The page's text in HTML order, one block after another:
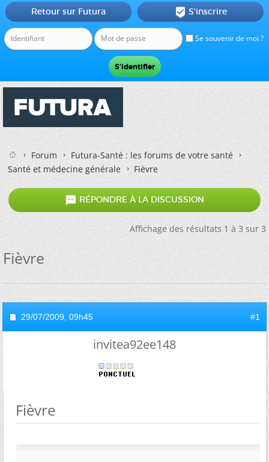
Se souvenir de moi ?
Retour sur Futura  S'inscrire
Forum
Futura-Santé : les forums de votre santé
Santé et médecine générale
Fièvre
 RÉPONDRE À LA DISCUSSION
Affichage des résultats 1 à 3 sur 3
Fièvre
29/07/2009, 09h45 #1
invitea92ee148
Fièvre